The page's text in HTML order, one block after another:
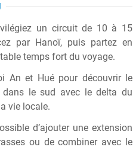
un circuit de 10 à 15
par Hanoï, puis partez en
temps fort du voyage.
An et Hué pour découvrir le
dans le sud avec le delta du
vie locale.
d’ajouter une extension
ou de combiner avec le